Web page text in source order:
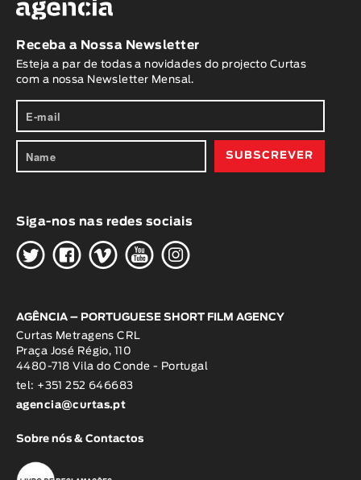
Receba a Nossa Newsletter
Esteja a par de todas a novidades do projecto Curtas
com a nossa Newsletter Mensal.
Siga-nos nas redes sociais
HGWOK
AGÊNCIA – PORTUGUESE SHORT FILM AGENCY
Curtas Metragens CRL
Praça José Régio, 110
4480-718 Vila do Conde - Portugal
tel: +351 252 646683
agencia@curtas.pt
Sobre nós & Contactos